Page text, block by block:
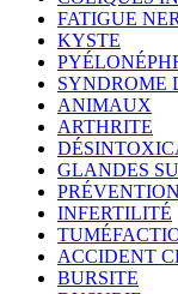
FATIGUE
KYSTE
SYNDROME
ANIMAUX
ARTHRITE
GLANDES
PRÉVENTION
INFERTILITÉ
ACCIDENT
BURSITE